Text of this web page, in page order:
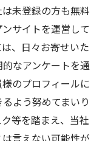
未登録の方も無料
サイトを運営して
、日々お寄せいた
なアンケートを通
のプロフィールに
よう努めてまいり
等を踏まえ、当社
言えない可能性が